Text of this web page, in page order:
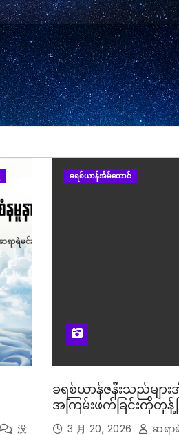
没
ခရစ်ယာန်အိမ်ထောင်
ခရစ်ယာန်ဇနီးသည်မျာ
အကြမ်းဖက်ခြင်းကိုတုန့်ပ
3 月 20, 2026 ဆရာ